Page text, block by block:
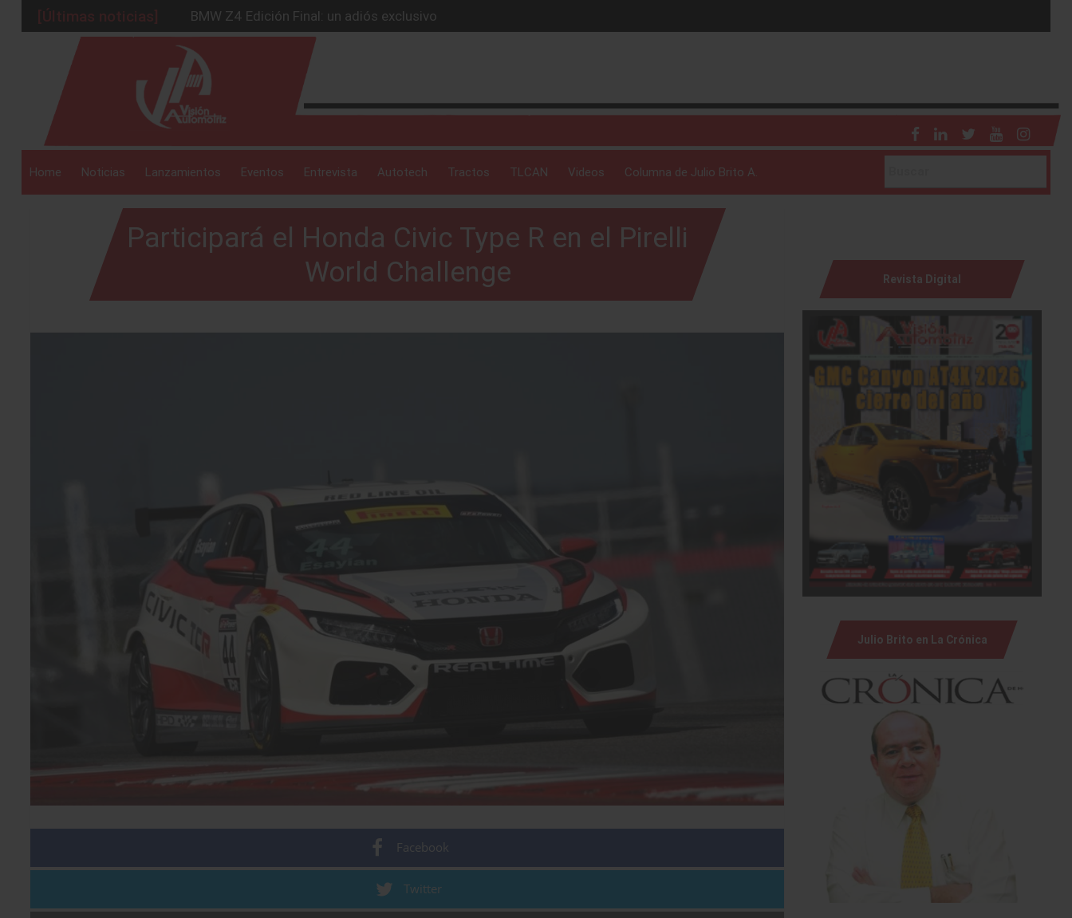
[Últimas noticias]
BMW Z4 Edición Final: un adiós exclusivo
Ford Edge Híbrida: la SUV que evoluciona
Ventas se estabilizan: INEGI
Será 2026, año de evolución profunda: Peñafiel
Chirey lanzará su primera pick-up en 2026
Home Noticias Lanzamientos Eventos Entrevista Autotech Tractos TLCAN Videos Columna de Julio Brito A.
Participará el Honda Civic Type R en el Pirelli
World Challenge
Facebook
Twitter
Revista Digital
Julio Brito en La Crónica